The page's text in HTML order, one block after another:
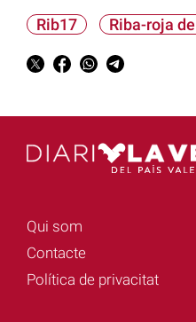
Rib17 Riba-roja
Qui som
Contacte
Política de privacitat